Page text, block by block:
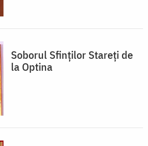
Soborul Sfinților Stareți de
la Optina